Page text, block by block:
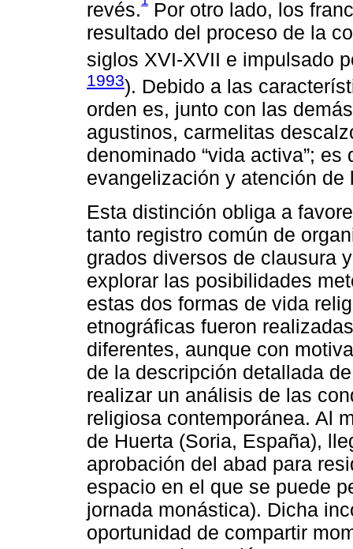
revés.
Por otro lado, los
resultado del proceso de la
siglos XVI-XVII e impulsado
1993). Debido a las
orden es, junto con las
agustinos, carmelitas
denominado “vida activa”;
evangelización y atención de
Esta distinción obliga a
tanto registro común de
grados diversos de clausura
explorar las posibilidades
estas dos formas de vida
etnográficas fueron
diferentes, aunque con
de la descripción detallada
realizar un análisis de las
religiosa contemporánea. Al
de Huerta (Soria, España),
aprobación del abad para
espacio en el que se puede
jornada monástica). Dicha
oportunidad de compartir